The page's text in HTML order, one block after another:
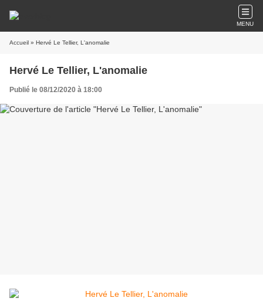
MENU
Accueil » Hervé Le Tellier, L'anomalie
Hervé Le Tellier, L'anomalie
Publié le 08/12/2020 à 18:00